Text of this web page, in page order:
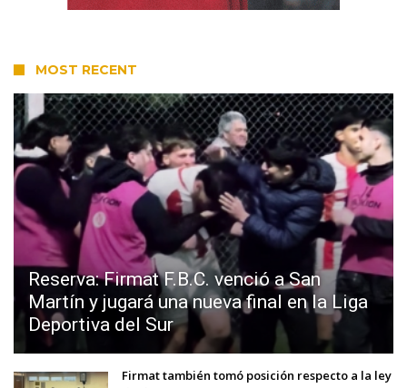
MOST RECENT
Reserva: Firmat F.B.C. venció a San
Martín y jugará una nueva final en la Liga
Deportiva del Sur
Firmat también tomó posición respecto a la ley